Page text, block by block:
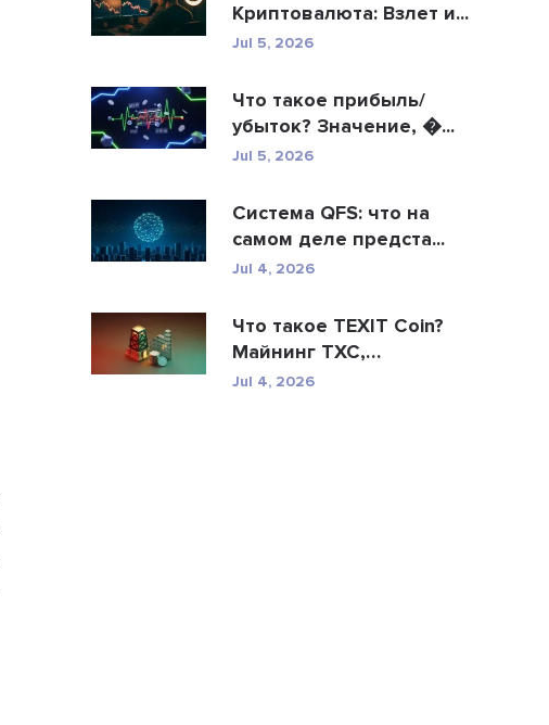
Криптовалюта: Взлет и...
Jul 5, 2026
Что такое прибыль/
убыток? Значение, �...
Jul 5, 2026
Система QFS: что на
самом деле предста...
Jul 4, 2026
Что такое TEXIT Coin?
Майнинг TXC,
техничес...
Jul 4, 2026